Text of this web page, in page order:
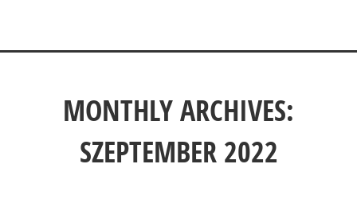
MONTHLY ARCHIVES:
SZEPTEMBER 2022